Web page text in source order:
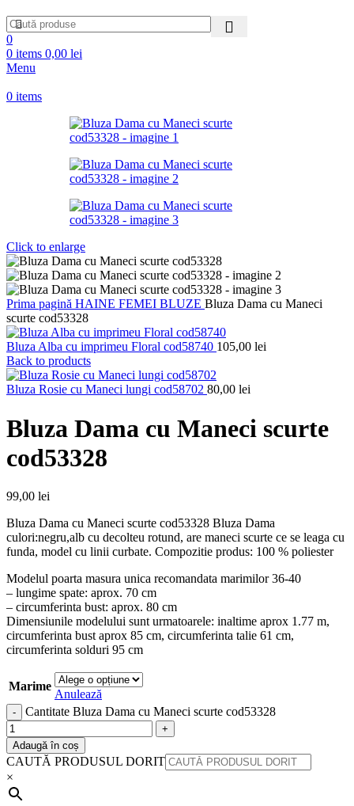
0
0 items 0,00 lei
Menu
0 items
Click to enlarge
Prima pagină HAINE FEMEI BLUZE Bluza Dama cu Maneci
scurte cod53328
Bluza Alba cu imprimeu Floral cod58740 105,00 lei
Back to products
Bluza Rosie cu Maneci lungi cod58702 80,00 lei
Bluza Dama cu Maneci scurte
cod53328
99,00 lei
Bluza Dama cu Maneci scurte cod53328 Bluza Dama
culori:negru,alb cu decolteu rotund, are maneci scurte ce se leaga cu
funda, model cu linii curbate. Compozitie produs: 100 % poliester
Modelul poarta masura unica recomandata marimilor 36-40
– lungime spate: aprox. 70 cm
– circumferinta bust: aprox. 80 cm
Dimensiunile modelului sunt urmatoarele: inaltime aprox 1.77 m,
circumferinta bust aprox 85 cm, circumferinta talie 61 cm,
circumferinta solduri 95 cm
Marime
Anulează
Cantitate Bluza Dama cu Maneci scurte cod53328
Adaugă în coș
CAUTĂ PRODUSUL DORIT
×